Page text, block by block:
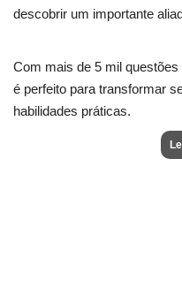
descobrir um importante
Com mais de 5 mil
é perfeito para transformar
habilidades práticas.